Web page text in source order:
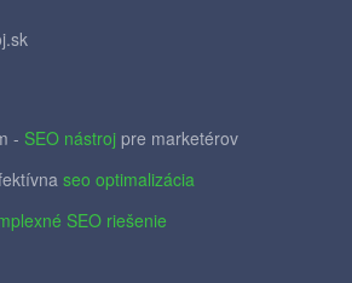
- SEO nástroj pre marketérov
seo optimalizácia
SEO riešenie